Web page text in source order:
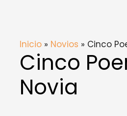
Inicio » Novios » Cinco
Cinco
Novia